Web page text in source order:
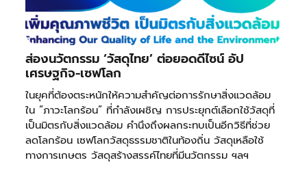
ส่องนวัตกรรม ‘วัสดุไทย’ ต่อยอดดีไซน์ อัป
เศรษฐกิจ-เซฟโลก
ในยุคที่ต้องตระหนักให้ความสำคัญต่อการรักษาสิ่งแวดล้อม
ใน “ภาวะโลกร้อน” ที่กำลังเผชิญ การประยุกต์เลือกใช้วัสดุที่
เป็นมิตรกับสิ่งแวดล้อม คำนึงถึงผลกระทบเป็นอีกวิธีที่ช่วย
ลดโลกร้อน เซฟโลกวัสดุธรรมชาติในท้องถิ่น วัสดุเหลือใช้
ทางการเกษตร วัสดุสร้างสรรค์ไทยที่มีนวัตกรรม ฯลฯ